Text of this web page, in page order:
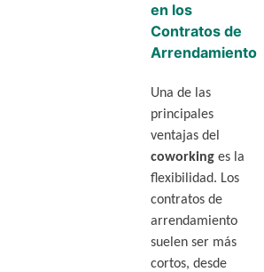
en los
Contratos de
Arrendamiento
Una de las
principales
ventajas del
coworkinges la
flexibilidad. Los
contratos de
arrendamiento
suelen ser más
cortos, desde